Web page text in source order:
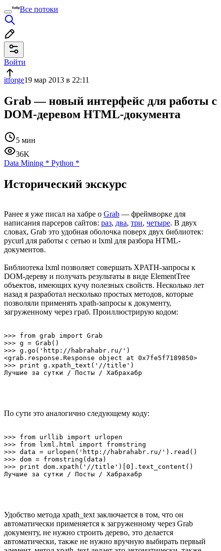
Все потоки
Войти
itforge19 мар 2013 в 22:11
Grab — новый интерфейс для работы с
DOM-деревом HTML-документа
5 мин
36K
Data Mining * Python *
Исторический экскурс
Ранее я уже писал на хабре о Grab — фреймворке для
написания парсеров сайтов: раз, два, три, четыре. В двух
словах, Grab это удобная оболочка поверх двух библиотек:
pycurl для работы с сетью и lxml для разбора HTML-
документов.
Библиотека lxml позволяет совершать XPATH-запросы к
DOM-дереву и получать результаты в виде ElementTree
объектов, имеющих кучу полезных свойств. Несколько лет
назад я разработал несколько простых методов, которые
позволяли применять xpath-запросы к документу,
загруженному через граб. Проиллюстрирую кодом:
>>> from grab import Grab
>>> g = Grab()
>>> g.go('http://habrahabr.ru/')
<grab.response.Response object at 0x7fe5f7189850>
>>> print g.xpath_text('//title')
По сути это аналогично следующему коду:
>>> from urllib import urlopen
>>> from lxml.html import fromstring
>>> data = urlopen('http://habrahabr.ru/').read()
>>> dom = fromstring(data)
>>> print dom.xpath('//title')[0].text_content()
Удобство метода xpath_text заключается в том, что он
автоматически применяется к загруженному через Grab
документу, не нужно строить дерево, это делается
автоматически, также не нужно вручную выбирать первый